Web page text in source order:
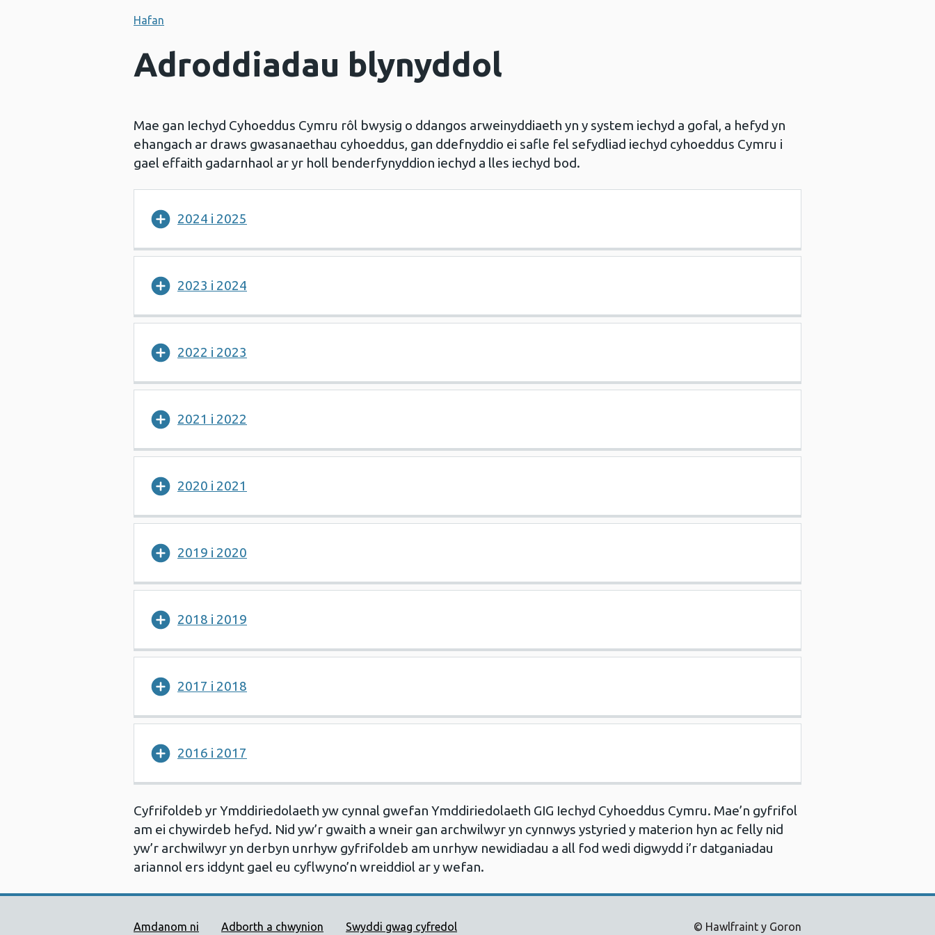
Hafan
Adroddiadau blynyddol
Mae gan Iechyd Cyhoeddus Cymru rôl bwysig o ddangos arweinyddiaeth yn y system iechyd a gofal, a hefyd yn
ehangach ar draws gwasanaethau cyhoeddus, gan ddefnyddio ei safle fel sefydliad iechyd cyhoeddus Cymru i
gael effaith gadarnhaol ar yr holl benderfynyddion iechyd a lles iechyd bod.
2024 i 2025
2023 i 2024
2022 i 2023
2021 i 2022
2020 i 2021
2019 i 2020
2018 i 2019
2017 i 2018
2016 i 2017
Cyfrifoldeb yr Ymddiriedolaeth yw cynnal gwefan Ymddiriedolaeth GIG Iechyd Cyhoeddus Cymru. Mae’n gyfrifol
am ei chywirdeb hefyd. Nid yw’r gwaith a wneir gan archwilwyr yn cynnwys ystyried y materion hyn ac felly nid
yw’r archwilwyr yn derbyn unrhyw gyfrifoldeb am unrhyw newidiadau a all fod wedi digwydd i’r datganiadau
ariannol ers iddynt gael eu cyflwyno’n wreiddiol ar y wefan.
Amdanom ni Adborth a chwynion Swyddi gwag cyfredol © Hawlfraint y Goron